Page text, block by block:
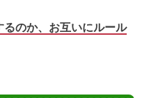
るのか、お互いにルール